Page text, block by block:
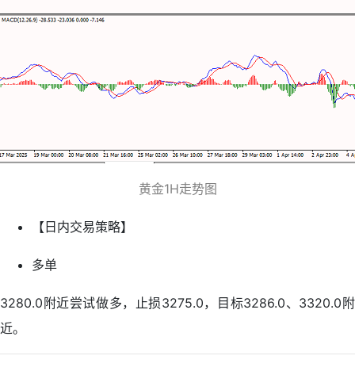
黄金1H走势图
【日内交易策略】
多单
3280.0附近尝试做多，止损3275.0，目标3286.0、3320.0附
近。